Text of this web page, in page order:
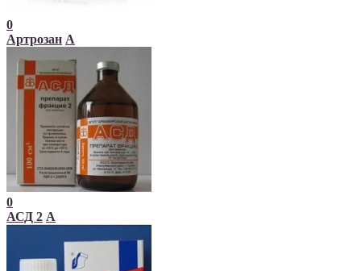
0
Артрозан А
0
АСД 2 А